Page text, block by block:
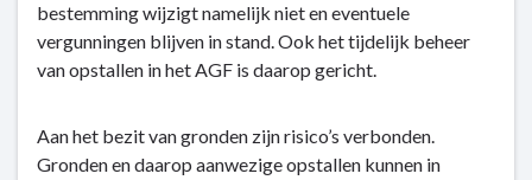
bestemming wijzigt namelijk niet en eventuele
vergunningen blijven in stand. Ook het tijdelijk beheer
van opstallen in het AGF is daarop gericht.
Aan het bezit van gronden zijn risico’s verbonden.
Gronden en daarop aanwezige opstallen kunnen in